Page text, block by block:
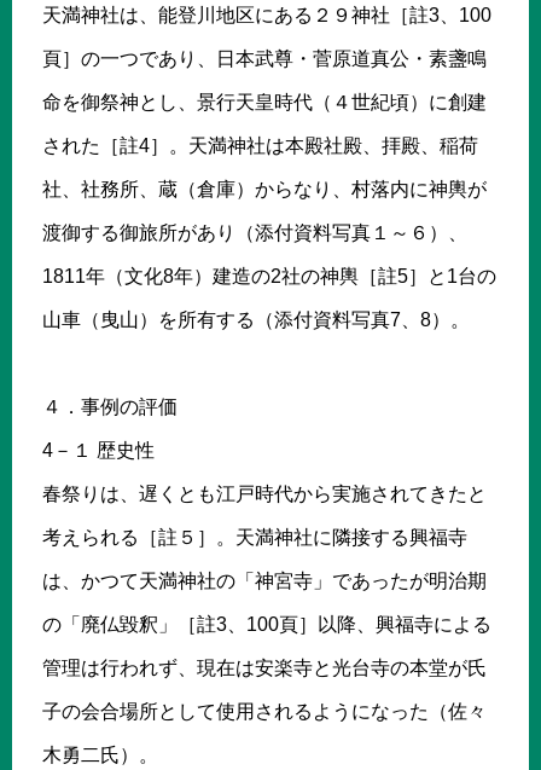
天満神社は、能登川地区にある２９神社［註3、100
頁］の一つであり、日本武尊・菅原道真公・素盞鳴
命を御祭神とし、景行天皇時代（４世紀頃）に創建
された［註4］。天満神社は本殿社殿、拝殿、稲荷
社、社務所、蔵（倉庫）からなり、村落内に神輿が
渡御する御旅所があり（添付資料写真１～６）、
1811年（文化8年）建造の2社の神輿［註5］と1台の
山車（曳山）を所有する（添付資料写真7、8）。
４．事例の評価
4－１ 歴史性
春祭りは、遅くとも江戸時代から実施されてきたと
考えられる［註５］。天満神社に隣接する興福寺
は、かつて天満神社の「神宮寺」であったが明治期
の「廃仏毀釈」［註3、100頁］以降、興福寺による
管理は行われず、現在は安楽寺と光台寺の本堂が氏
子の会合場所として使用されるようになった（佐々
木勇二氏）。